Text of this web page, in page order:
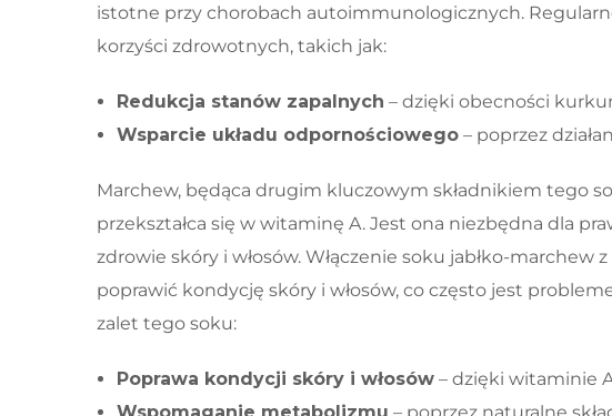
istotne przy chorobach autoimmunologicznych.
korzyści zdrowotnych, takich jak:
Redukcja stanów zapalnych – dzięki obecności
Wsparcie układu odpornościowego – poprzez
Marchew, będąca drugim kluczowym składnikiem tego
przekształca się w witaminę A. Jest ona niezbędna dla
zdrowie skóry i włosów. Włączenie soku jabłko-
poprawić kondycję skóry i włosów, co często jest
zalet tego soku:
Poprawa kondycji skóry i włosów – dzięki witaminie